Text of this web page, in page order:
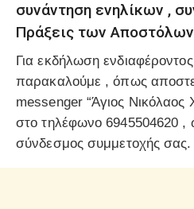
συνάντηση ενηλίκων ,
Πράξεις των Αποστόλων
Για εκδήλωση
παρακαλούμε , όπως
messenger “Άγιος Νικόλαος
στο τηλέφωνο 6945504620 ,
σύνδεσμος συμμετοχής σας.